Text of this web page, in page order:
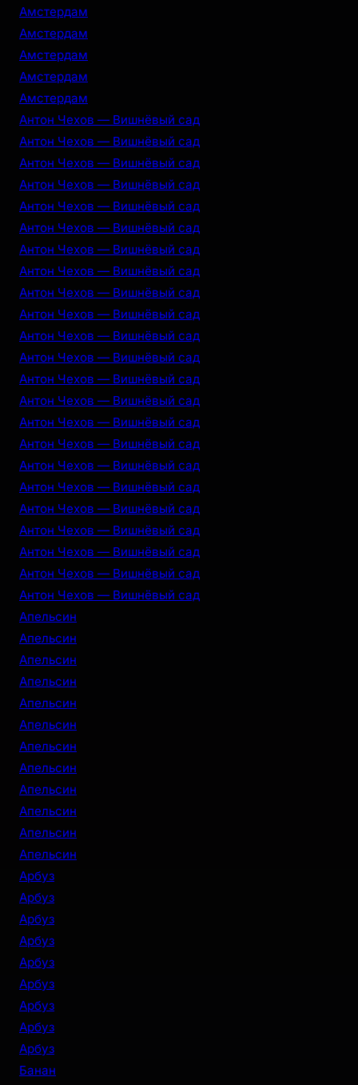
Амстердам
Амстердам
Амстердам
Амстердам
Амстердам
Антон Чехов — Вишнёвый сад
Антон Чехов — Вишнёвый сад
Антон Чехов — Вишнёвый сад
Антон Чехов — Вишнёвый сад
Антон Чехов — Вишнёвый сад
Антон Чехов — Вишнёвый сад
Антон Чехов — Вишнёвый сад
Антон Чехов — Вишнёвый сад
Антон Чехов — Вишнёвый сад
Антон Чехов — Вишнёвый сад
Антон Чехов — Вишнёвый сад
Антон Чехов — Вишнёвый сад
Антон Чехов — Вишнёвый сад
Антон Чехов — Вишнёвый сад
Антон Чехов — Вишнёвый сад
Антон Чехов — Вишнёвый сад
Антон Чехов — Вишнёвый сад
Антон Чехов — Вишнёвый сад
Антон Чехов — Вишнёвый сад
Антон Чехов — Вишнёвый сад
Антон Чехов — Вишнёвый сад
Антон Чехов — Вишнёвый сад
Антон Чехов — Вишнёвый сад
Апельсин
Апельсин
Апельсин
Апельсин
Апельсин
Апельсин
Апельсин
Апельсин
Апельсин
Апельсин
Апельсин
Апельсин
Арбуз
Арбуз
Арбуз
Арбуз
Арбуз
Арбуз
Арбуз
Арбуз
Арбуз
Банан